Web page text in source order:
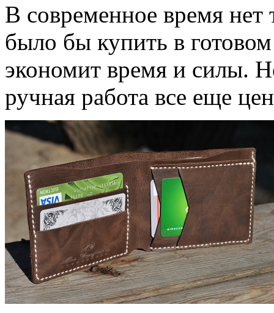
В современное время нет
было бы купить в
экономит время и силы.
ручная работа все еще